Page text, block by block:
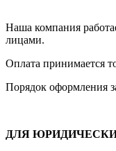
Наша компания
лицами.
Оплата принимается
Порядок оформления
ДЛЯ